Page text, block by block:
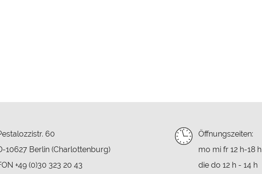
60
10627 Berlin (Charlottenburg)
+49 (0)30 323 20 43
Öffnungszeiten:
mo mi fr 12 h-18 h
die do 12 h - 14 h